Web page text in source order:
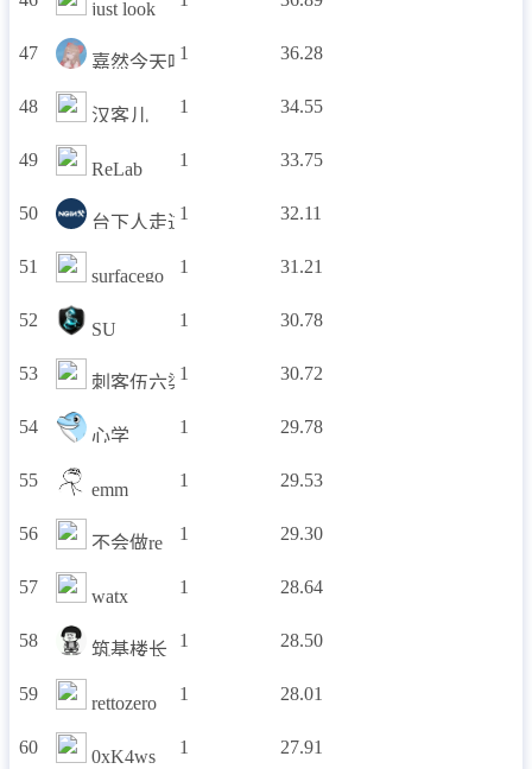
just look
47 嘉然今天吃什么
1 36.28
48 汉客儿 1 34.55
49 ReLab 1 33.75
50 台下人走过不见旧颜色
1 32.11
51 surfacego 1 31.21
52 SU 1 30.78
53 刺客伍六柒
1 30.72
54 心学 1 29.78
55 emm 1 29.53
56 不会做re 1 29.30
57 watx 1 28.64
58 筑基楼长 1 28.50
59 rettozero 1 28.01
60 0xK4ws 1 27.91